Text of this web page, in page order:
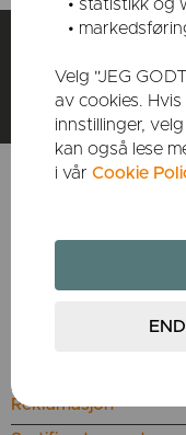
Facebook
Teknisk informasjon
Reklamasjon
• statistikk og
•
Velg "JEG
av cookies.
innstillinger,
kan også lese
i vår Cookie